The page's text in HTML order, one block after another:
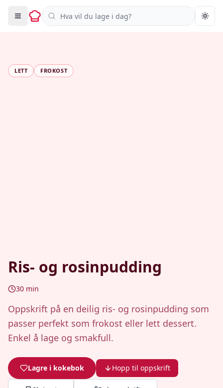
Søk i oppskrifter
LETT FROKOST
Ris- og rosinpudding
30 min
Oppskrift på en deilig ris- og rosinpudding som
passer perfekt som frokost eller lett dessert.
Enkel å lage og smakfull.
Lagre i kokebok Hopp til oppskrift